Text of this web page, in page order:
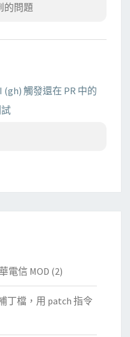
的問題
(gh) 觸發還在 PR 中的
電信 MOD (2)
丁檔，用 patch 指令